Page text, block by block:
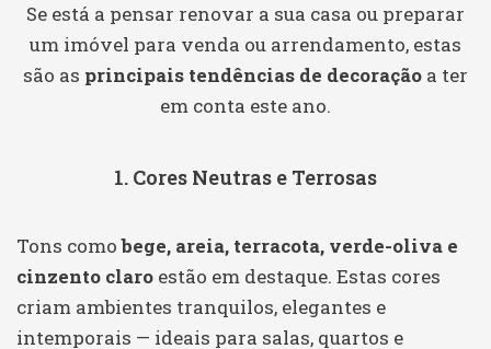
Se está a pensar renovar a sua casa ou preparar
um imóvel para venda ou arrendamento, estas
são as principais tendências de decoração a ter
em conta este ano.
1. Cores Neutras e Terrosas
Tons comobege, areia, terracota, verde-oliva e
cinzento claro estão em destaque. Estas cores
criam ambientes tranquilos, elegantes e
intemporais — ideais para salas, quartos e